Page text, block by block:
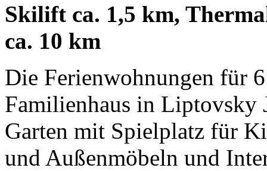
Skilift ca. 1,5 km,
ca. 10 km
Die Ferienwohnungen für
Familienhaus in Liptovsky
Garten mit Spielplatz für
und Außenmöbeln und